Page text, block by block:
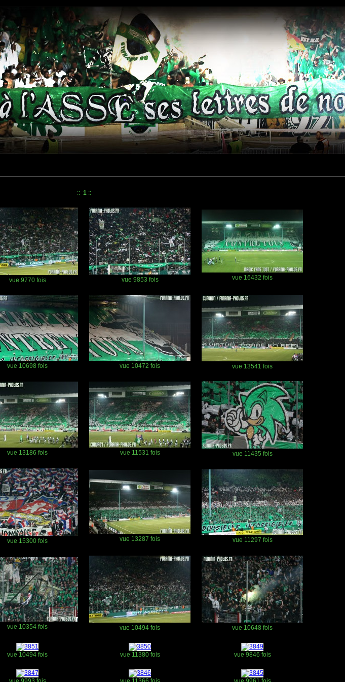
:: 1::
vue 9770 fois vue 9853 fois vue 16432 fois
vue 10698 fois vue 10472 fois vue 13541 fois
vue 13186 fois vue 11531 fois vue 11435 fois
vue 15300 fois vue 13287 fois vue 11297 fois
vue 10354 fois vue 10494 fois vue 10648 fois
vue 10494 fois vue 11380 fois vue 9846 fois